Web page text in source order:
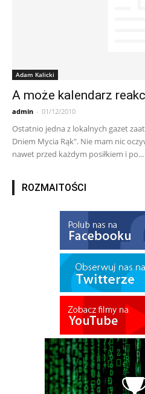
Adam Kalicki
A może kalendarz
admin - 01/12/2010
Ostatnio jedna z lokalnych gazet
Dniem Mycia Rąk". Nie mam nic
nawet przed każdym posiłkiem i po...
ROZMAITOŚCI